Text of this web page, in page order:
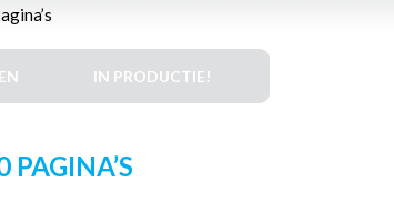
IN PRODUCTIE!